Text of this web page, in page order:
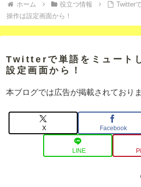
ホーム 役立つ情報
Twitter
操作は設定画面から！
Twitterで単語をミュート
設定画面から！
本ブログでは広告が掲載されており
X Facebook
LINE